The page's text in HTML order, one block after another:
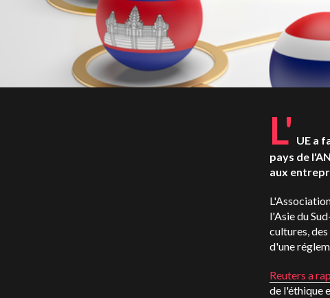
L' UE a
pays de
aux
l'Asie du
cultures,
d'une
Reuters a
de l'éthique